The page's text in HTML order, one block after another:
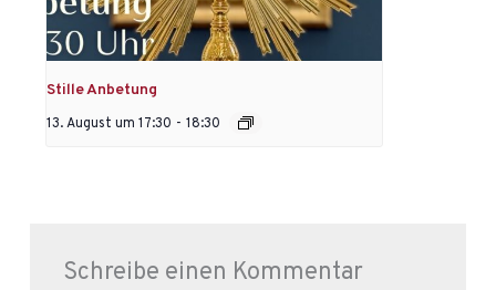
Stille Anbetung
13. August um 17:30 - 18:30
Schreibe einen Kommentar